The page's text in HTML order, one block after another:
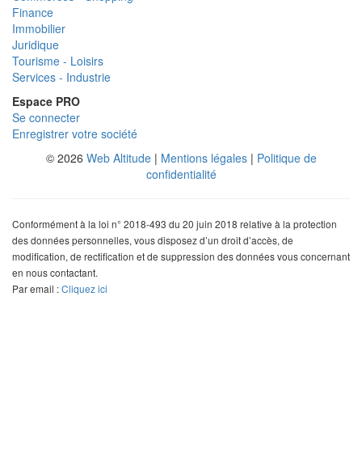
Finance
Immobilier
Juridique
Tourisme - Loisirs
Services - Industrie
Espace PRO
Se connecter
Enregistrer votre société
© 2026 Web Altitude | Mentions légales | Politique de
confidentialité
Conformément à la loi n° 2018-493 du 20 juin 2018 relative à la protection
des données personnelles, vous disposez d’un droit d’accès, de
modification, de rectification et de suppression des données vous concernant
en nous contactant.
Par email :Cliquez ici